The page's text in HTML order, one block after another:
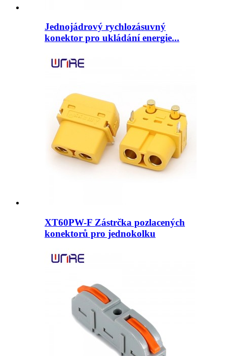
Jednojádrový rychlozásuvný
konektor pro ukládání energie...
XT60PW-F Zástrčka pozlacených
konektorů pro jednokolku